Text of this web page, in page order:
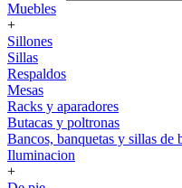
Muebles
+
Sillones
Sillas
Respaldos
Mesas
Racks y aparadores
Butacas y poltronas
Bancos, banquetas y sillas de
Iluminacion
+